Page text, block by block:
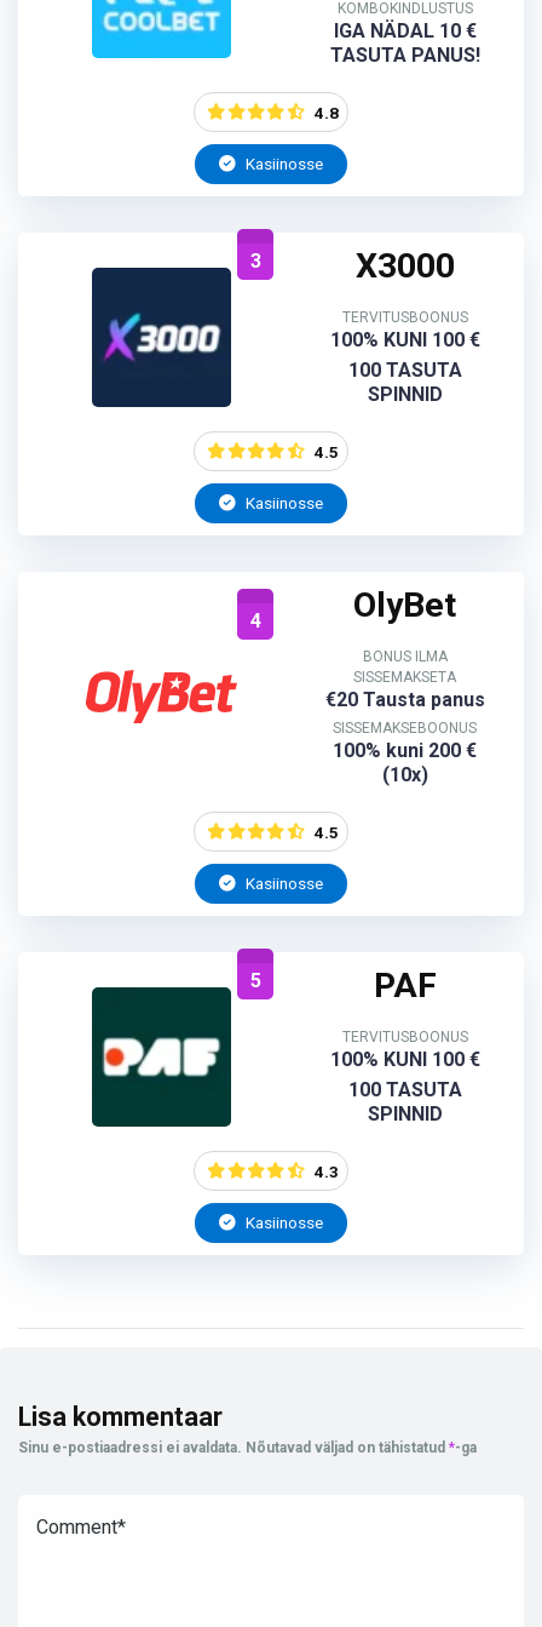
KOMBOKINDLUSTUS
IGA NÄDAL 10 €
TASUTA PANUS!
4.8
Kasiinosse
3 X3000
TERVITUSBOONUS
100% KUNI 100 €
100 TASUTA
SPINNID
4.5
Kasiinosse
4 OlyBet
BONUS ILMA
SISSEMAKSETA
€20 Tausta panus
SISSEMAKSEBOONUS
100% kuni 200 €
(10x)
4.5
Kasiinosse
5 PAF
TERVITUSBOONUS
100% KUNI 100 €
100 TASUTA
SPINNID
4.3
Kasiinosse
Lisa kommentaar
Sinu e-postiaadressi ei avaldata. Nõutavad väljad on tähistatud *-ga